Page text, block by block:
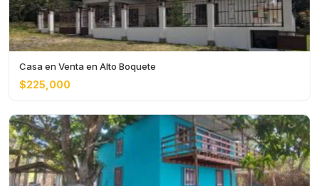
Casa en Venta en Alto Boquete
$225,000